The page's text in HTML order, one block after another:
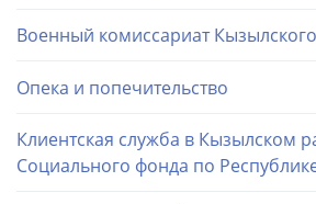
Военный комиссариат
Опека и попечительство
Клиентская служба в Кызылском
Социального фонда по